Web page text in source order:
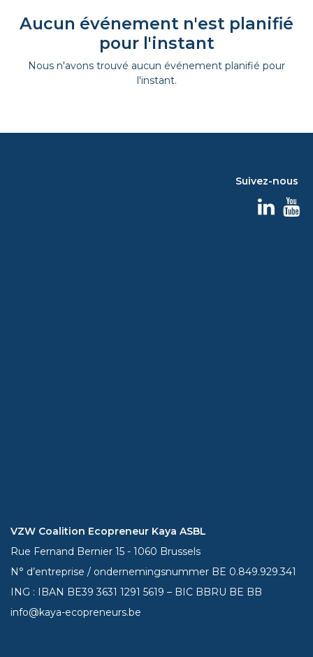
Aucun événement n'est planifié
pour l'instant
Nous n'avons trouvé aucun événement planifié pour
l'instant.
Suivez-nous
VZW Coalition Ecopreneur Kaya ASBL
Rue Fernand Bernier 15 - 1060 Brussels
N° d’entreprise / ondernemingsnummer BE 0.849.929.341
ING : IBAN BE393631 1291 5619 – BIC BBRU BE BB
info@kaya-ecopreneurs.be